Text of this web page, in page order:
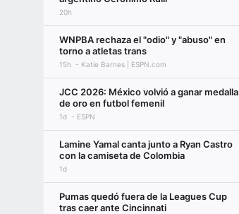
20h
WNPBA rechaza el "odio" y "abuso" en
torno a atletas trans
15h Katie Barnes | ESPN.com
JCC 2026: México volvió a ganar medalla
de oro en futbol femenil
1d ESPN
Lamine Yamal canta junto a Ryan Castro
con la camiseta de Colombia
1d
Pumas quedó fuera de la Leagues Cup
tras caer ante Cincinnati